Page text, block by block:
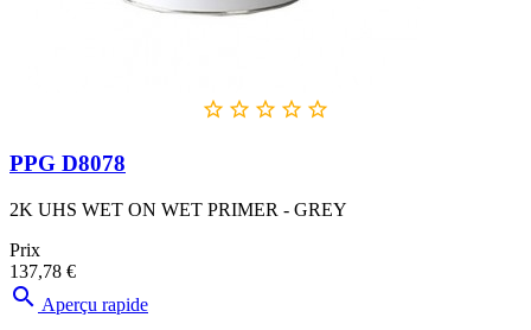
    
PPG D8078
2K UHS WET ON WET PRIMER - GREY
Prix
137,78 €
 Aperçu rapide